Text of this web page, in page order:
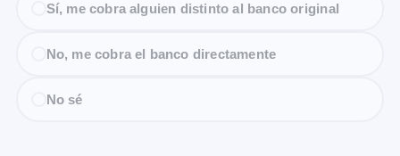
Sí, me cobra alguien distinto al banco original
No, me cobra el banco directamente
No sé